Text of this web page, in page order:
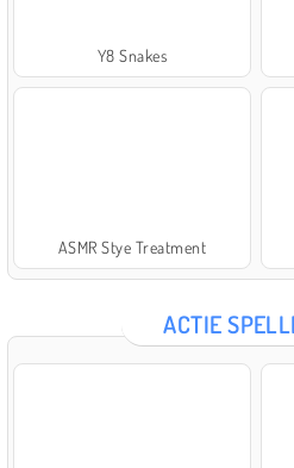
Y8 Snakes
ASMR Stye Treatment
ACTIE